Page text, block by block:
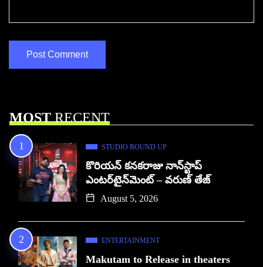
MOSTRECENT
STUDIO ROUND UP
కొరియన్ కనకరాజు నాన్‌స్టాప్
ఎంటర్‌టైన్‌మెంట్ – వరుణ్ తేజ్
August 5, 2026
ENTERTAINMENT
Makutam to Release in theaters